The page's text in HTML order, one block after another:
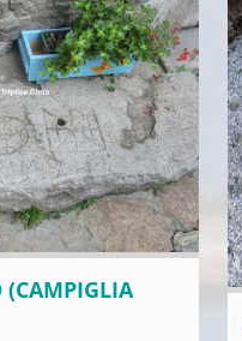
(CAMPIGLIA